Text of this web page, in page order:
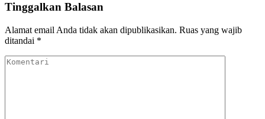
Tinggalkan Balasan
Alamat email Anda tidak akan dipublikasikan. Ruas yang wajib
ditandai *
Komentari